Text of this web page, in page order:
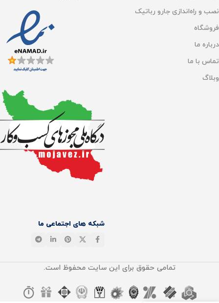
نصب و راه‌اندازی جارو رباتیک
فروشگاه
درباره ما
تماس با ما
وبلاگ
شبکه های اجتماعی ما
تمامی حقوق برای این سایت محفوظ است.